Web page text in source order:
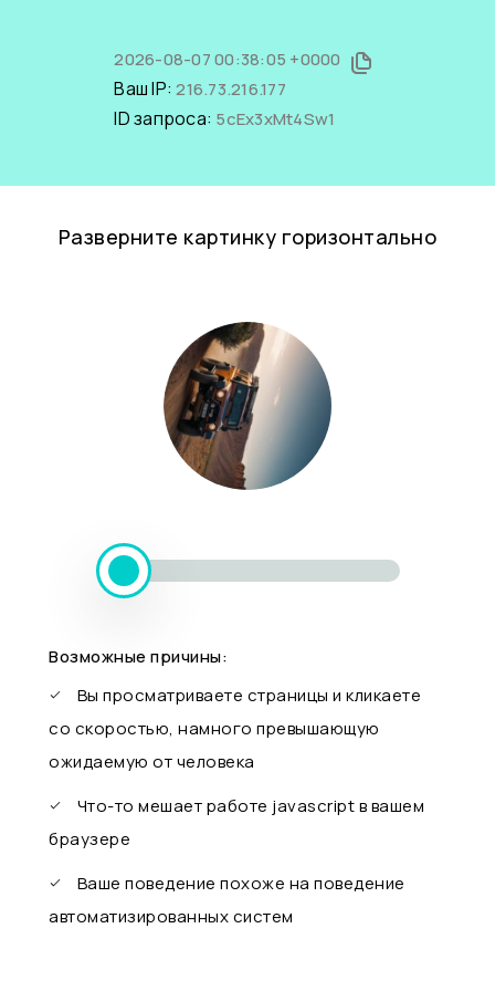
2026-08-07 00:38:05 +0000
Ваш IP:216.73.216.177
ID запроса: 5cEx3xMt4Sw1
Разверните картинку горизонтально
Возможные причины:
Вы просматриваете страницы и кликаете
со скоростью, намного превышающую
ожидаемую от человека
Что-то мешает работе javascript в вашем
браузере
Ваше поведение похоже на поведение
автоматизированных систем